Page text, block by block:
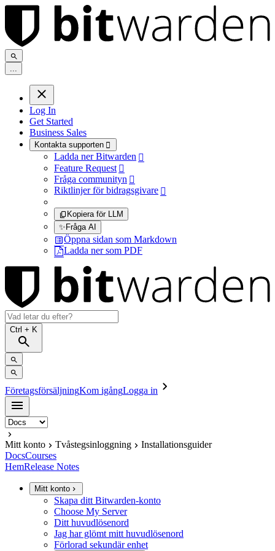
...
Log In
Get Started
Business Sales
Kontakta supporten 
Ladda ner Bitwarden 
Feature Request 
Fråga communityn 
Riktlinjer för bidragsgivare 
Kopiera för LLM
✨Fråga AI
Öppna sidan som Markdown
Ladda ner som PDF
Ctrl + K
FöretagsförsäljningKom igångLogga in
Mitt konto Tvåstegsinloggning
Installationsguider
DocsCourses
HemRelease Notes
Mitt konto
Skapa ditt Bitwarden-konto
Choose My Server
Ditt huvudlösenord
Jag har glömt mitt huvudlösenord
Förlorad sekundär enhet